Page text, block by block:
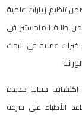
تنظيم زيارات علمية
طلبة الماجستير في
خبرات عملية في البحث
جينات جديدة
الأطباء على سرعة